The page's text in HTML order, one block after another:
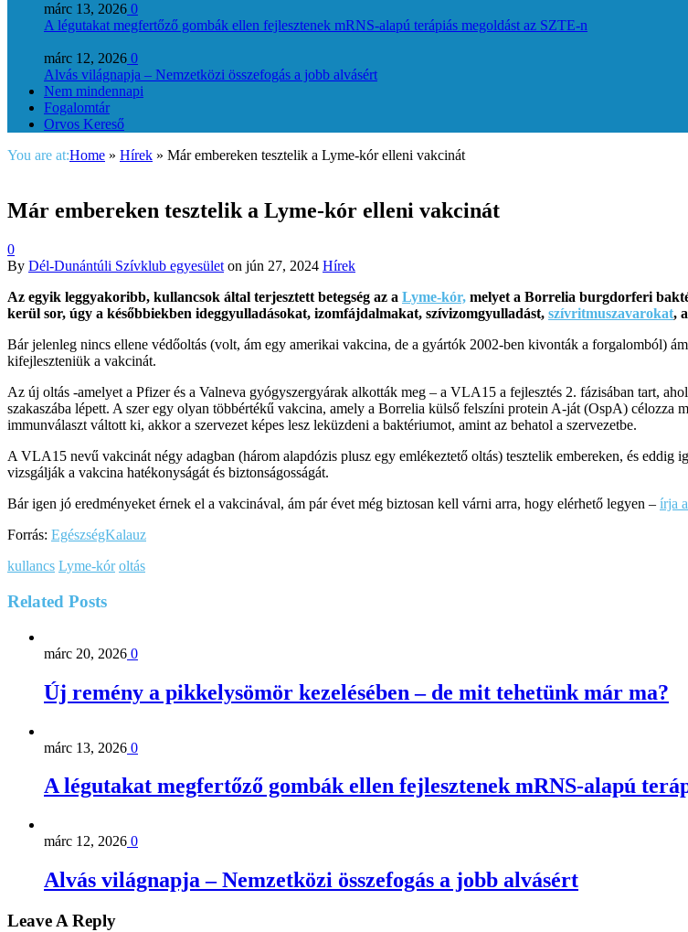
márc 13, 2026 0
A légutakat megfertőző gombák ellen fejlesztenek mRNS-alapú terápiás megoldást az SZTE-n
márc 12, 2026 0
Alvás világnapja – Nemzetközi összefogás a jobb alvásért
Nem mindennapi
Fogalomtár
Orvos Kereső
You are at:Home » Hírek » Már embereken tesztelik a Lyme-kór elleni vakcinát
Már embereken tesztelik a Lyme-kór elleni vakcinát
0
By Dél-Dunántúli Szívklub egyesület on jún 27, 2024 Hírek
Az egyik leggyakoribb, kullancsok által terjesztett betegség az a Lyme-kór, melyet a Borrelia burgdorferi
kerül sor, úgy a későbbiekben ideggyulladásokat, izomfájdalmakat, szívizomgyulladást, szívritmuszavarokat,
Bár jelenleg nincs ellene védőoltás (volt, ám egy amerikai vakcina, de a gyártók 2002-ben kivonták a forgalomból)
kifejleszteniük a vakcinát.
Az új oltás -amelyet a Pfizer és a Valneva gyógyszergyárak alkották meg – a VLA15 a fejlesztés 2. fázisában tart,
szakaszába lépett. A szer egy olyan többértékű vakcina, amely a Borrelia külső felszíni protein A-ját (OspA) célozza
immunválaszt váltott ki, akkor a szervezet képes lesz leküzdeni a baktériumot, amint az behatol a szervezetbe.
A VLA15 nevű vakcinát négy adagban (három alapdózis plusz egy emlékeztető oltás) tesztelik embereken, és
vizsgálják a vakcina hatékonyságát és biztonságosságát.
Bár igen jó eredményeket érnek el a vakcinával, ám pár évet még biztosan kell várni arra, hogy elérhető legyen – írja
Forrás: EgészségKalauz
kullancs Lyme-kór oltás
Related Posts
márc 20, 2026 0
Új remény a pikkelysömör kezelésében – de mit tehetünk már ma?
márc 13, 2026 0
A légutakat megfertőző gombák ellen fejlesztenek mRNS-alapú
márc 12, 2026 0
Alvás világnapja – Nemzetközi összefogás a jobb alvásért
Leave A Reply